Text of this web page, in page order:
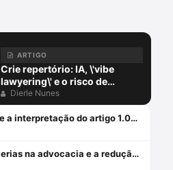
ARTIGO
Crie repertório: IA, \'vibe
lawyering\' e o risco de
automatizar a imprudência
Dierle Nunes
Opinião: STJ, o agravo e a interpretação do artigo 1.015 do CPC
A importância das parcerias na advocacia e a redução das assimetrias entre profissionais